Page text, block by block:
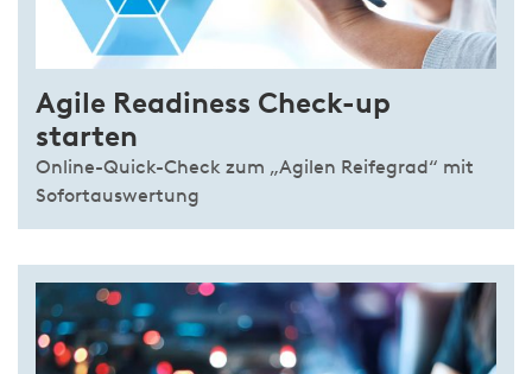
Agile Readiness Check-up
starten
Online-Quick-Check zum „Agilen Reifegrad“ mit
Sofortauswertung